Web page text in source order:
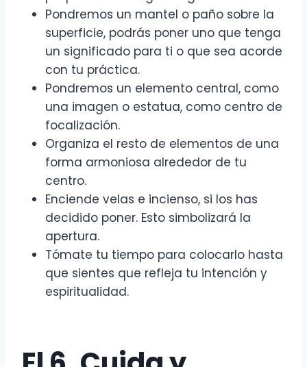
Pondremos un mantel o paño sobre la
superficie, podrás poner uno que tenga
un significado para ti o que sea acorde
con tu práctica.
Pondremos un elemento central, como
una imagen o estatua, como centro de
focalización.
Organiza el resto de elementos de una
forma armoniosa alrededor de tu
centro.
Enciende velas e incienso, si los has
decidido poner. Esto simbolizará la
apertura.
Tómate tu tiempo para colocarlo hasta
que sientes que refleja tu intención y
espiritualidad.